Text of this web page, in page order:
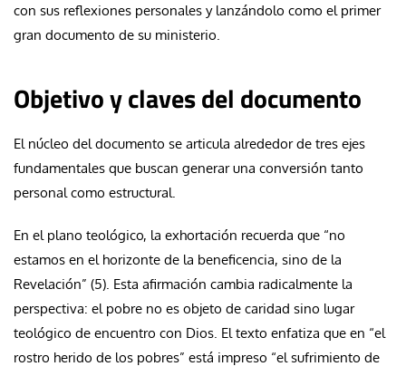
con sus reflexiones personales y lanzándolo como el primer
gran documento de su ministerio.
Objetivo y claves del documento
El núcleo del documento se articula alrededor de tres ejes
fundamentales que buscan generar una conversión tanto
personal como estructural.
En el plano teológico, la exhortación recuerda que “no
estamos en el horizonte de la beneficencia, sino de la
Revelación” (5). Esta afirmación cambia radicalmente la
perspectiva: el pobre no es objeto de caridad sino lugar
teológico de encuentro con Dios. El texto enfatiza que en “el
rostro herido de los pobres” está impreso “el sufrimiento de